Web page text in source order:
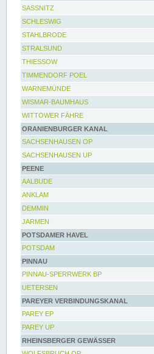
SASSNITZ
SCHLESWIG
STAHLBRODE
STRALSUND
THIESSOW
TIMMENDORF POEL
WARNEMÜNDE
WISMAR-BAUMHAUS
WITTOWER FÄHRE
ORANIENBURGER KANAL
SACHSENHAUSEN OP
SACHSENHAUSEN UP
PEENE
AALBUDE
ANKLAM
DEMMIN
JARMEN
POTSDAMER HAVEL
POTSDAM
PINNAU
PINNAU-SPERRWERK BP
UETERSEN
PAREYER VERBINDUNGSKANAL
PAREY EP
PAREY UP
RHEINSBERGER GEWÄSSER